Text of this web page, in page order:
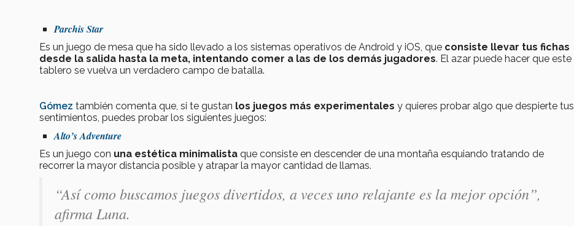
Parchis Star
Es un juego de mesa que ha sido llevado a los sistemas operativos de Android y iOS, que consiste llevar tus fichas
desde la salida hasta la meta, intentando comer a las de los demás jugadores. El azar puede hacer que este
tablero se vuelva un verdadero campo de batalla.
Gómez también comenta que, si te gustan los juegos más experimentales y quieres probar algo que despierte tus
sentimientos, puedes probar los siguientes juegos:
Alto’s Adventure
Es un juego con una estética minimalista que consiste en descender de una montaña esquiando tratando de
recorrer la mayor distancia posible y atrapar la mayor cantidad de llamas.
“Así como buscamos juegos divertidos, a veces uno relajante es la mejor opción”,
afirma Luna.